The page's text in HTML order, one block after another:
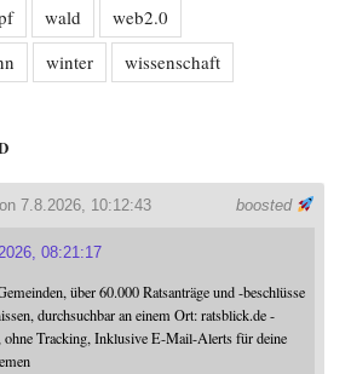
wald
web2.0
winter wissenschaft
boosted
7.8.2026, 10:12:43
08:21:17
über 60.000 Ratsanträge und -beschlüsse
durchsuchbar an einem Ort: ratsblick.de -
ohne Tracking, Inklusive E-Mail-Alerts für deine